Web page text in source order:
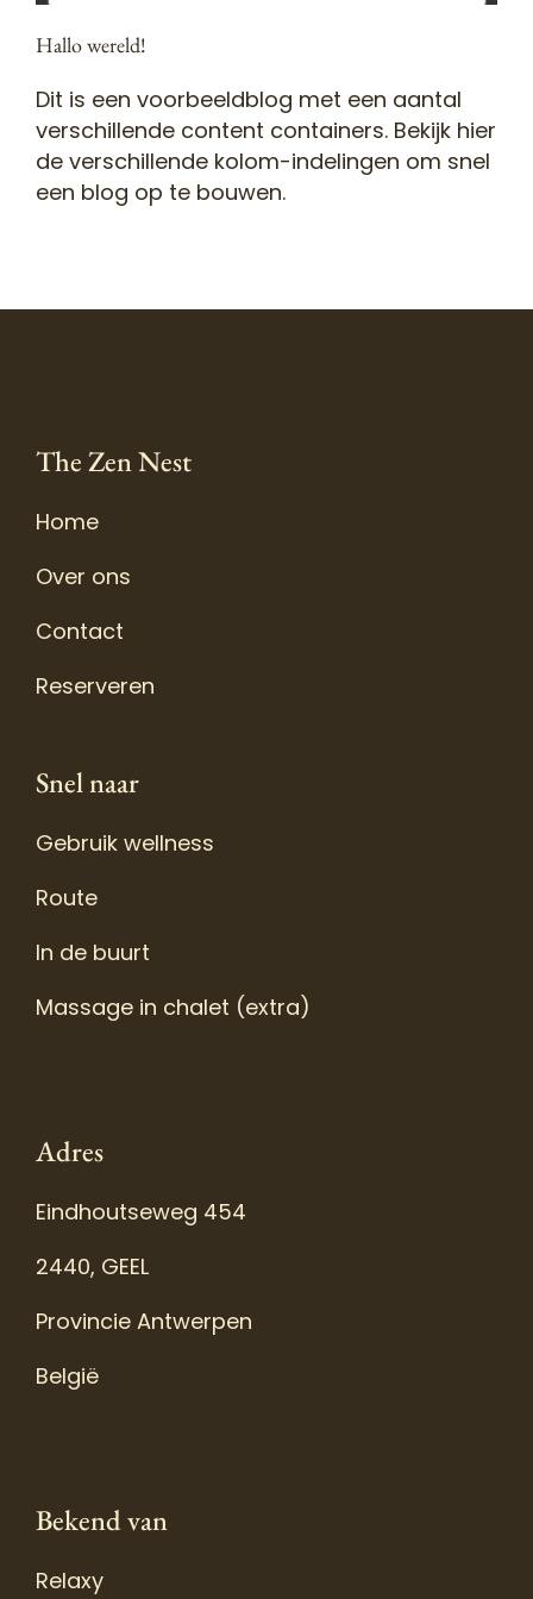
Hallo wereld!
Dit is een voorbeeldblog met een aantal
verschillende content containers. Bekijk hier
de verschillende kolom-indelingen om snel
een blog op te bouwen.
The Zen Nest
Home
Over ons
Contact
Reserveren
Snel naar
Gebruik wellness
Route
In de buurt
Massage in chalet (extra)
Adres
Eindhoutseweg 454
2440, GEEL
Provincie Antwerpen
België
Bekend van
Relaxy